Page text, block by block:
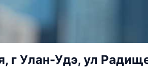
г Улан-Удэ, ул